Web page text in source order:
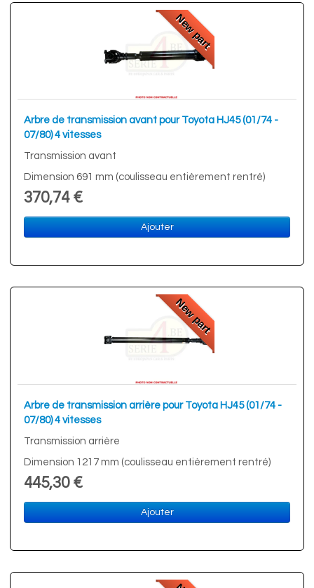
New part
Arbre de transmission avant pour Toyota HJ45 (01/74 -
07/80) 4 vitesses
Transmission avant
Dimension 691 mm (coulisseau entièrement rentré)
370,74 €
Ajouter
New part
Arbre de transmission arrière pour Toyota HJ45 (01/74 -
07/80) 4 vitesses
Transmission arrière
Dimension 1217 mm (coulisseau entièrement rentré)
445,30 €
Ajouter